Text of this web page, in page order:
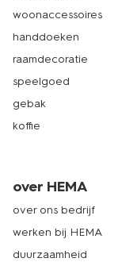
woonaccessoires
handdoeken
raamdecoratie
speelgoed
gebak
koffie
over HEMA
over ons bedrijf
werken bij HEMA
duurzaamheid